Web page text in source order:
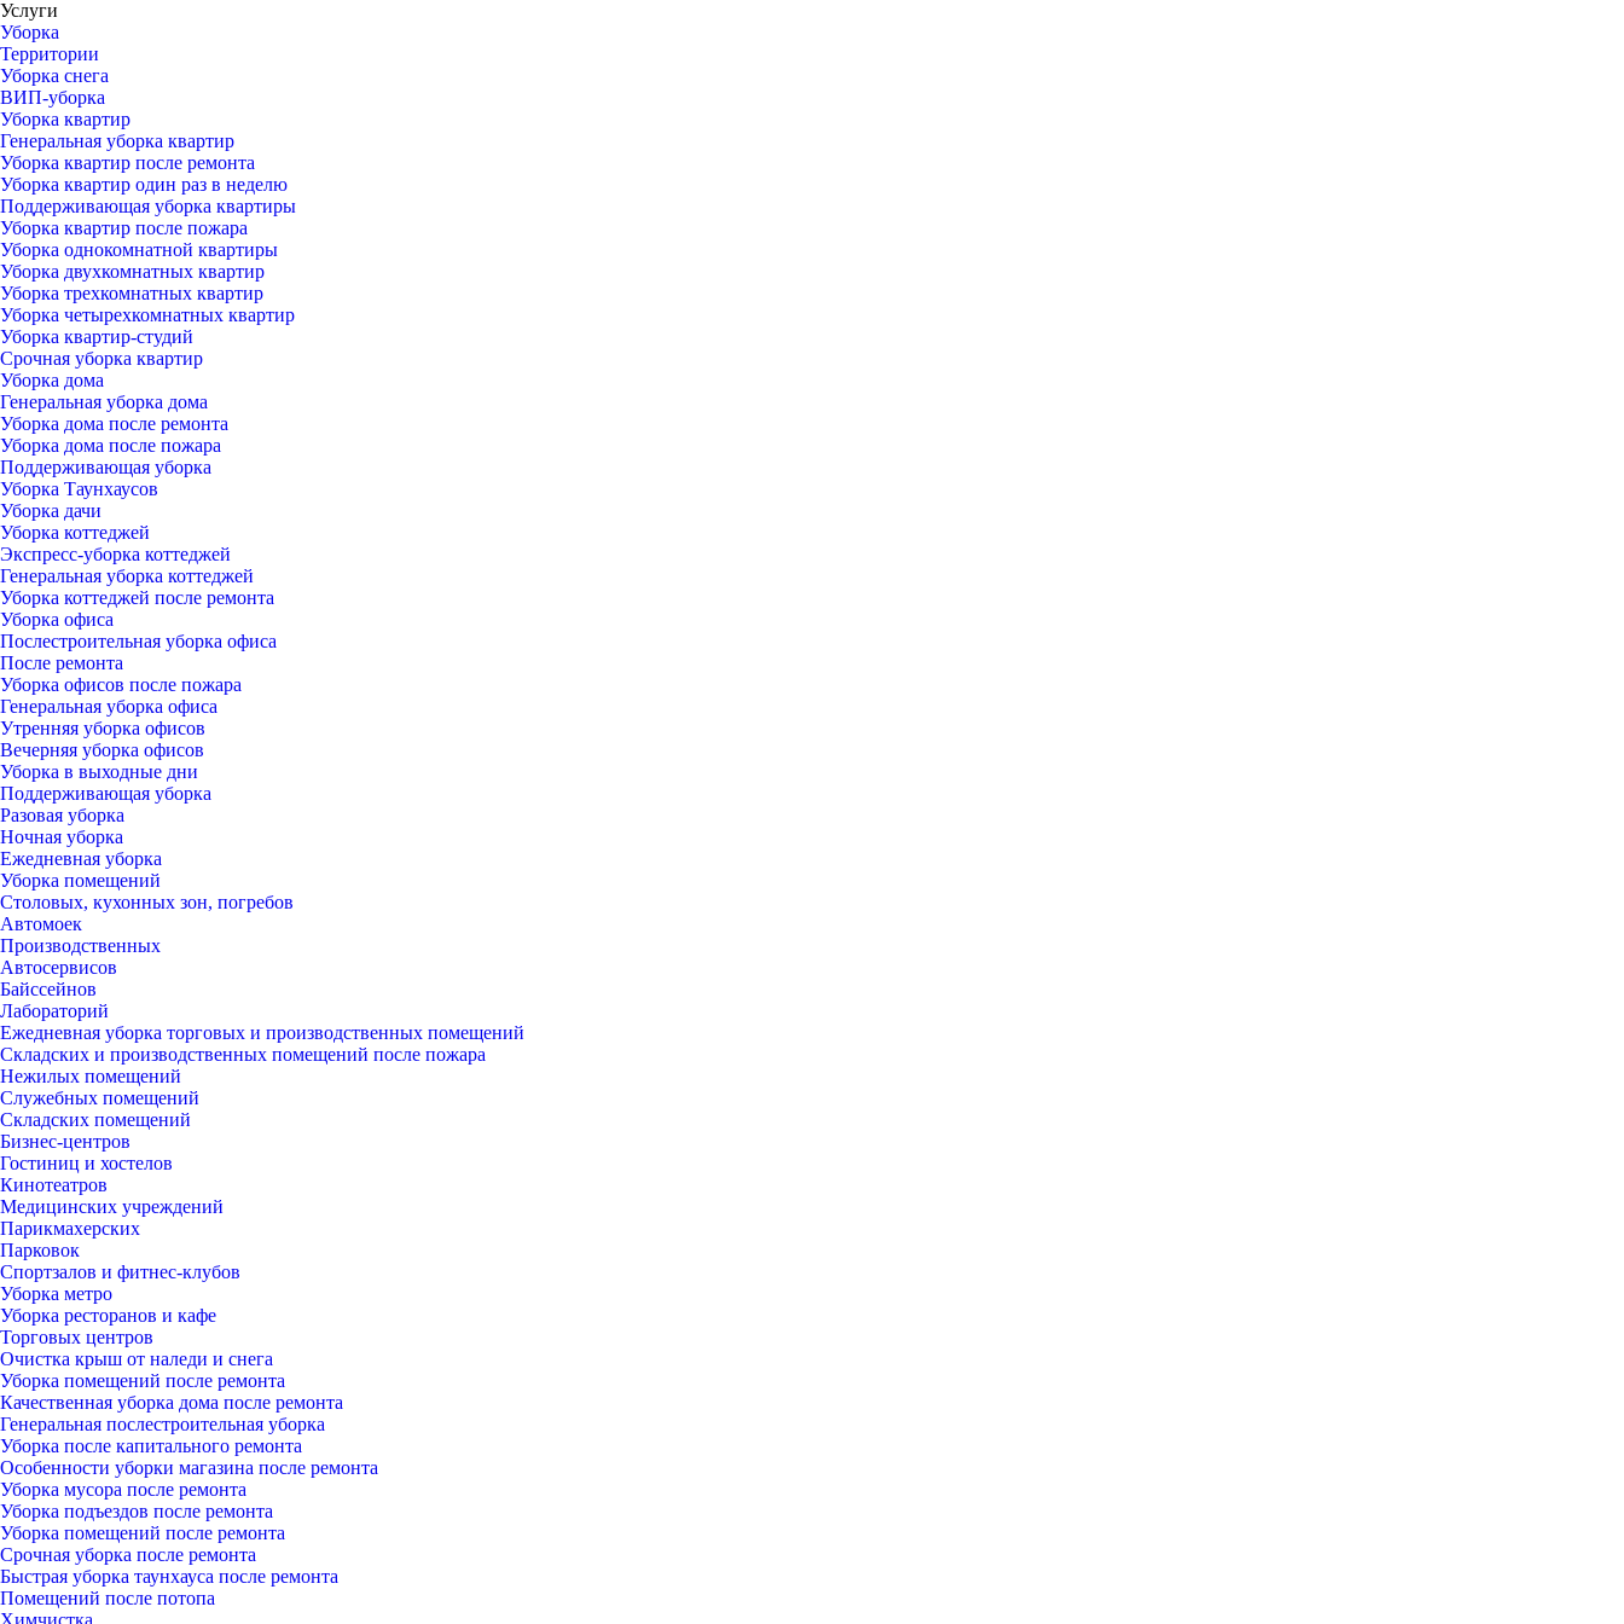
Услуги
Уборка
Территории
Уборка снега
ВИП-уборка
Уборка квартир
Генеральная уборка квартир
Уборка квартир после ремонта
Уборка квартир один раз в неделю
Поддерживающая уборка квартиры
Уборка квартир после пожара
Уборка однокомнатной квартиры
Уборка двухкомнатных квартир
Уборка трехкомнатных квартир
Уборка четырехкомнатных квартир
Уборка квартир-студий
Срочная уборка квартир
Уборка дома
Генеральная уборка дома
Уборка дома после ремонта
Уборка дома после пожара
Поддерживающая уборка
Уборка Таунхаусов
Уборка дачи
Уборка коттеджей
Экспресс-уборка коттеджей
Генеральная уборка коттеджей
Уборка коттеджей после ремонта
Уборка офиса
Послестроительная уборка офиса
После ремонта
Уборка офисов после пожара
Генеральная уборка офиса
Утренняя уборка офисов
Вечерняя уборка офисов
Уборка в выходные дни
Поддерживающая уборка
Разовая уборка
Ночная уборка
Ежедневная уборка
Уборка помещений
Столовых, кухонных зон, погребов
Автомоек
Производственных
Автосервисов
Байссейнов
Лабораторий
Ежедневная уборка торговых и производственных помещений
Складских и производственных помещений после пожара
Нежилых помещений
Служебных помещений
Складских помещений
Бизнес-центров
Гостиниц и хостелов
Кинотеатров
Медицинских учреждений
Парикмахерских
Парковок
Спортзалов и фитнес-клубов
Уборка метро
Уборка ресторанов и кафе
Торговых центров
Очистка крыш от наледи и снега
Уборка помещений после ремонта
Качественная уборка дома после ремонта
Генеральная послестроительная уборка
Уборка после капитального ремонта
Особенности уборки магазина после ремонта
Уборка мусора после ремонта
Уборка подъездов после ремонта
Уборка помещений после ремонта
Срочная уборка после ремонта
Быстрая уборка таунхауса после ремонта
Помещений после потопа
Химчистка